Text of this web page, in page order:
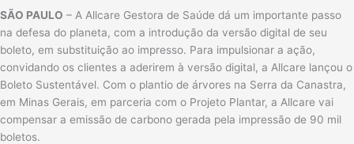
SÃO PAULO – A Allcare Gestora de Saúde dá um importante passo
na defesa do planeta, com a introdução da versão digital de seu
boleto, em substituição ao impresso. Para impulsionar a ação,
convidando os clientes a aderirem à versão digital, a Allcare lançou o
Boleto Sustentável. Com o plantio de árvores na Serra da Canastra,
em Minas Gerais, em parceria com o Projeto Plantar, a Allcare vai
compensar a emissão de carbono gerada pela impressão de 90 mil
boletos.